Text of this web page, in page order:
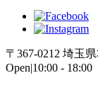
〒367-0212 埼玉
Open|10:00 - 18:00